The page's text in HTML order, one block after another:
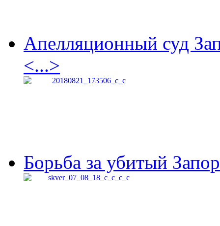
Апелляционный суд
<...>
Борьба за убитый